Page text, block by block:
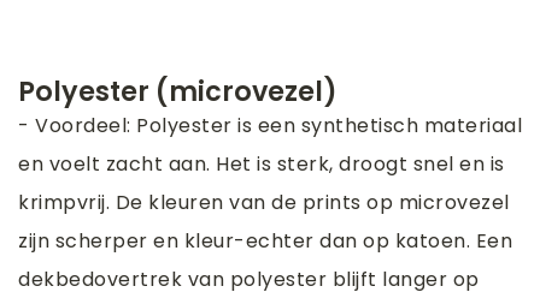
Polyester (microvezel)
- Voordeel: Polyester is een synthetisch materiaal
en voelt zacht aan. Het is sterk, droogt snel en is
krimpvrij. De kleuren van de prints op microvezel
zijn scherper en kleur-echter dan op katoen. Een
dekbedovertrek van polyester blijft langer op